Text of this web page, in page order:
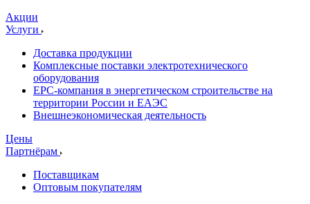
Акции
Услуги
Доставка продукции
Комплексные поставки электротехнического
оборудования
EPC-компания в энергетическом строительстве на
территории России и ЕАЭС
Внешнеэкономическая деятельность
Цены
Партнёрам
Поставщикам
Оптовым покупателям